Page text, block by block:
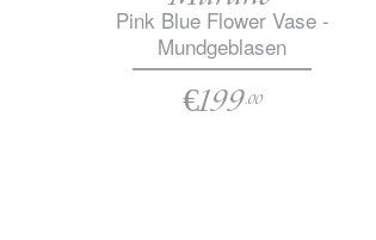
Pink Blue Flower Vase -
Mundgeblasen
€199.00